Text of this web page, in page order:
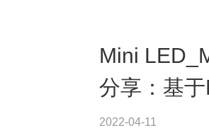
Mini
分享：基
2022-04-11